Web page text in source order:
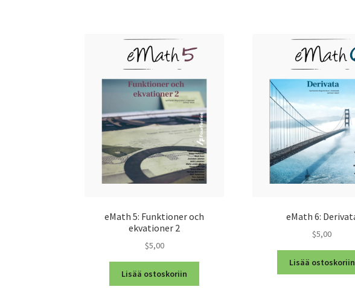
eMath 5: Funktioner och
ekvationer 2
$5,00
Lisää ostoskoriin
eMath 6:
$5,00
Lisää ostoskoriin